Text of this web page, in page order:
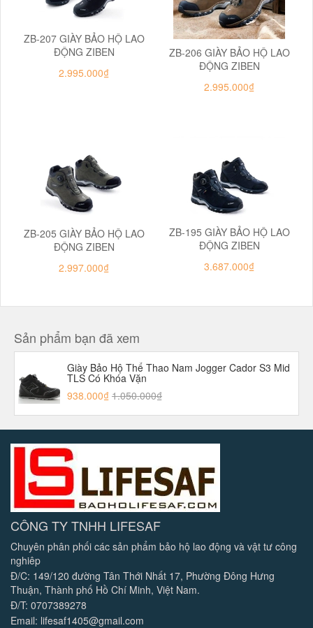
ZB-207 GIÀY BẢO HỘ LAO
ĐỘNG ZIBEN
2.995.000₫
ZB-206 GIÀY BẢO HỘ LAO
ĐỘNG ZIBEN
2.995.000₫
ZB-205 GIÀY BẢO HỘ LAO
ĐỘNG ZIBEN
2.997.000₫
ZB-195 GIÀY BẢO HỘ LAO
ĐỘNG ZIBEN
3.687.000₫
Sản phẩm bạn đã xem
Giày Bảo Hộ Thể Thao Nam Jogger Cador S3 Mid
TLS Có Khóa Vặn
938.000₫ 1.050.000₫
CÔNG TY TNHH LIFESAF
Chuyên phân phối các sản phẩm bảo hộ lao động và vật tư công
nghiêp
Đ/C: 149/120 đường Tân Thới Nhất 17, Phường Đông Hưng
Thuận, Thành phố Hồ Chí Minh, Việt Nam.
Đ/T: 0707389278
Email: lifesaf1405@gmail.com